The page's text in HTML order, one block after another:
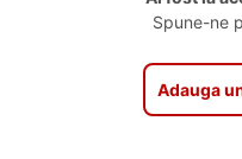
Spune-ne
Adauga